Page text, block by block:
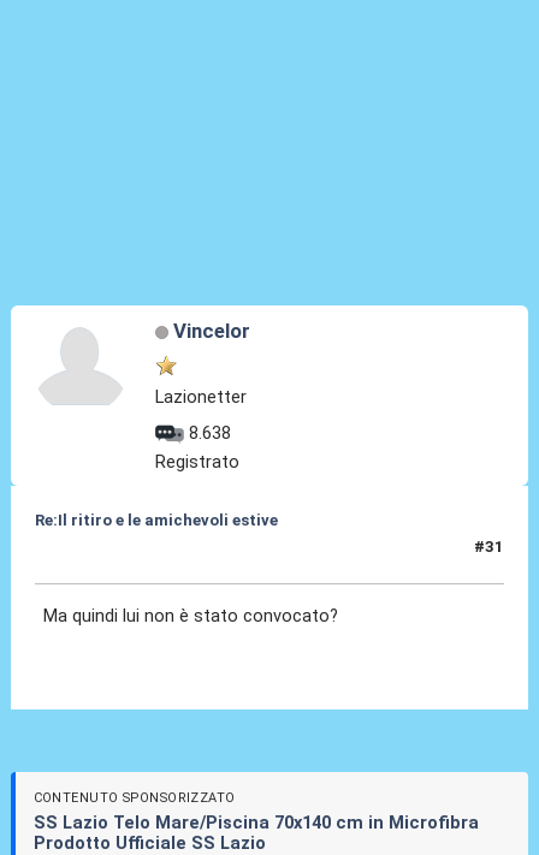
Vincelor
Lazionetter
8.638
Registrato
Re:Il ritiro e le amichevoli estive
#31
Ma quindi lui non è stato convocato?
CONTENUTO SPONSORIZZATO
SS Lazio Telo Mare/Piscina 70x140 cm in Microfibra
Prodotto Ufficiale SS Lazio